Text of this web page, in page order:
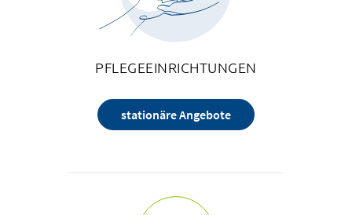
PFLEGEEINRICHTUNGEN
stationäre Angebote